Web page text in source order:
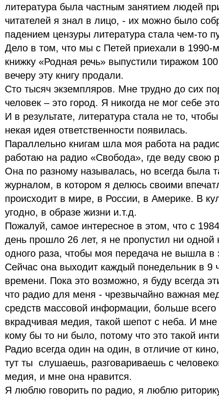
литература была частным занятием людей
читателей я знал в лицо, - их можно было
падением цензуры литература стала чем-то
Дело в том, что мы с Петей приехали в 1990-
книжку «Родная речь» выпустили тиражом
вечеру эту книгу продали.
Сто тысяч экземпляров. Мне трудно до сих
человек – это город. Я никогда не мог себе
И в результате, литература стала не то,
некая идея ответственности появилась.
Параллельно книгам шла моя работа на
работаю на радио «Свобода», где веду свою
Она по разному называлась, но всегда была
журналом, в котором я делюсь своими
происходит в мире, в России, в Америке. В
угодно, в образе жизни и.т.д.
Пожалуй, самое интересное в этом, что с
день прошло 26 лет, я не пропустил ни
одного раза, чтобы моя передача не вышла
Сейчас она выходит каждый понедельник в 9
времени. Пока это возможно, я буду всегда
что радио для меня - чрезвычайно важная
средств массовой информации, больше
вкрадчивая медия, такой шепот с неба. И
кому бы то ни было, потому что это такой
Радио всегда один на один, в отличие от
тут ты слушаешь, разговариваешь с
медия, и мне она нравится.
Я люблю говорить по радио, я люблю